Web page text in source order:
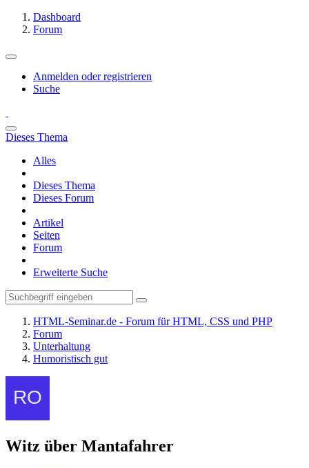
Dashboard
Forum
Anmelden oder registrieren
Suche
Dieses Thema
Alles
Dieses Thema
Dieses Forum
Artikel
Seiten
Forum
Erweiterte Suche
HTML-Seminar.de - Forum für HTML, CSS und PHP
Forum
Unterhaltung
Humoristisch gut
Witz über Mantafahrer